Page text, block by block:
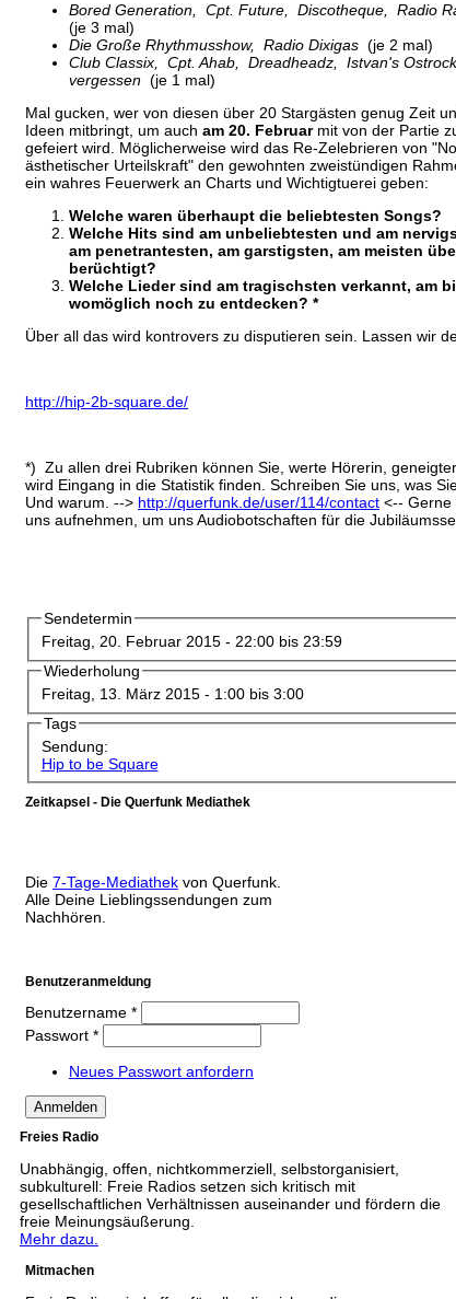
Bored Generation, Cpt. Future, Discotheque, Radio
(je 3 mal)
Die Große Rhythmusshow, Radio Dixigas (je 2 mal)
Club Classix, Cpt. Ahab, Dreadheadz, Istvan's
vergessen (je 1 mal)
Mal gucken, wer von diesen über 20 Stargästen genug Zeit
Ideen mitbringt, um auch am 20. Februar mit von der Partie
gefeiert wird. Möglicherweise wird das Re-Zelebrieren von
ästhetischer Urteilskraft" den gewohnten zweistündigen
ein wahres Feuerwerk an Charts und Wichtigtuerei geben:
Welche waren überhaupt die beliebtesten Songs?
Welche Hits sind am unbeliebtesten und am
am penetrantesten, am garstigsten, am meisten
berüchtigt?
Welche Lieder sind am tragischsten verkannt, am
womöglich noch zu entdecken? *
Über all das wird kontrovers zu disputieren sein. Lassen wir
http://hip-2b-square.de/
*) Zu allen drei Rubriken können Sie, werte Hörerin,
wird Eingang in die Statistik finden. Schreiben Sie uns, was
Und warum. --> http://querfunk.de/user/114/contact <-- Gerne
uns aufnehmen, um uns Audiobotschaften für die
Sendetermin
Freitag, 20. Februar 2015 - 22:00bis 23:59
Wiederholung
Freitag, 13. März 2015 - 1:00bis 3:00
Tags
Sendung:
Hip to be Square
Zeitkapsel - Die Querfunk Mediathek
Die 7-Tage-Mediathek von Querfunk.
Alle Deine Lieblingssendungen zum
Nachhören.
Benutzeranmeldung
Benutzername *
Passwort *
Neues Passwort anfordern
Freies Radio
Unabhängig, offen, nichtkommerziell, selbstorganisiert,
subkulturell: Freie Radios setzen sich kritisch mit
gesellschaftlichen Verhältnissen auseinander und fördern die
freie Meinungsäußerung.
Mehr dazu.
Mitmachen